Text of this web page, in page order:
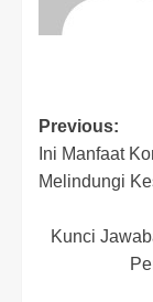
Previous:
Ini Manfaat
Melindungi
Kunci